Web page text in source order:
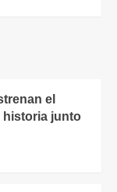
el
historia junto